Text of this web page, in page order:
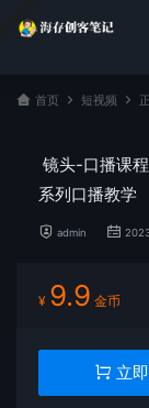
首页 短视频
镜头-口播课
系列口播教学
admin
¥ 9.9 金币
立